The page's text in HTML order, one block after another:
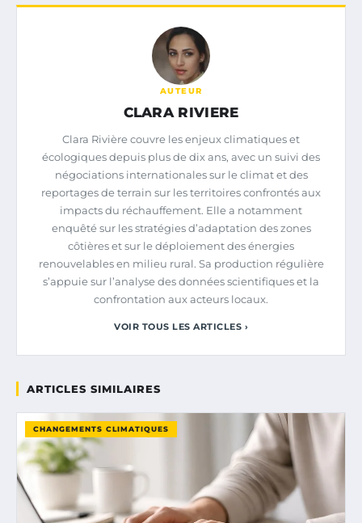
AUTEUR
CLARA RIVIERE
Clara Rivière couvre les enjeux climatiques et
écologiques depuis plus de dix ans, avec un suivi des
négociations internationales sur le climat et des
reportages de terrain sur les territoires confrontés aux
impacts du réchauffement. Elle a notamment
enquêté sur les stratégies d’adaptation des zones
côtières et sur le déploiement des énergies
renouvelables en milieu rural. Sa production régulière
s’appuie sur l’analyse des données scientifiques et la
confrontation aux acteurs locaux.
VOIR TOUS LES ARTICLES ›
ARTICLES SIMILAIRES
CHANGEMENTS CLIMATIQUES